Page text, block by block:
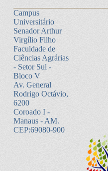
Campus
Universitário
Senador Arthur
Virgílio Filho
Faculdade de
Ciências Agrárias
- Setor Sul -
Bloco V
Av. General
Rodrigo Octávio,
6200
Coroado I -
Manaus - AM.
CEP:69080-900